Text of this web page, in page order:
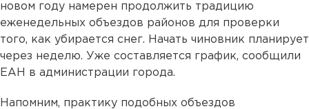
новом году намерен продолжить традицию
еженедельных объездов районов для проверки
того, как убирается снег. Начать чиновник планирует
через неделю. Уже составляется график, сообщили
ЕАН в администрации города.
Напомним, практику подобных объездов